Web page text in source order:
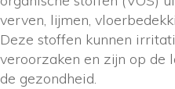
verven, lijmen,
Deze stoffen kunnen
veroorzaken en zijn op de
de gezondheid.